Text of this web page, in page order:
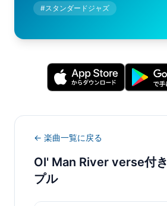
#スタンダードジャズ
← 楽曲一覧に戻る
Ol' Man River verse付き
プル